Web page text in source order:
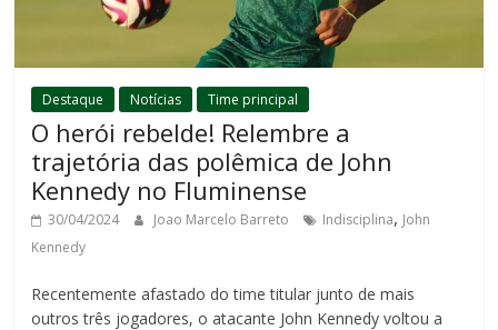
Destaque Notícias Time principal
O herói rebelde! Relembre a
trajetória das polêmica de John
Kennedy no Fluminense
30/04/2024 Joao Marcelo Barreto Indisciplina, John
Kennedy
Recentemente afastado do time titular junto de mais
outros três jogadores, o atacante John Kennedy voltou a